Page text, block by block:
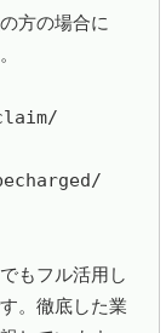
方の場合に
もフル活用し
。徹底した業